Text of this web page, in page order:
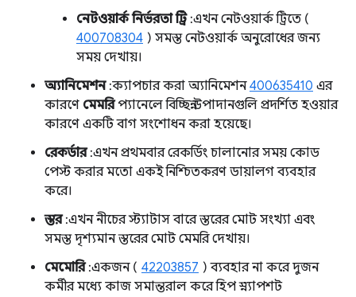
নেটওয়ার্ক নির্ভরতা ট্রি: এখন নেটওয়ার্ক ট্রিতে (
400708304 ) সমস্ত নেটওয়ার্ক অনুরোধের জন্য
সময় দেখায়।
অ্যানিমেশন: ক্যাপচার করা অ্যানিমেশন400635410 এর
কারণে মেমরিপ্যানেলে বিচ্ছিন্ন উপাদানগুলি প্রদর্শিত হওয়ার
কারণে একটি বাগ সংশোধন করা হয়েছে।
রেকর্ডার: এখন প্রথমবার রেকর্ডিং চালানোর সময় কোড
পেস্ট করার মতো একই নিশ্চিতকরণ ডায়ালগ ব্যবহার
করে।
স্তর: এখন নীচের স্ট্যাটাস বারে স্তরের মোট সংখ্যা এবং
সমস্ত দৃশ্যমান স্তরের মোট মেমরি দেখায়।
মেমোরি: একজন ( 42203857 ) ব্যবহার না করে দুজন
কর্মীর মধ্যে কাজ সমান্তরাল করে হিপ স্ন্যাপশট